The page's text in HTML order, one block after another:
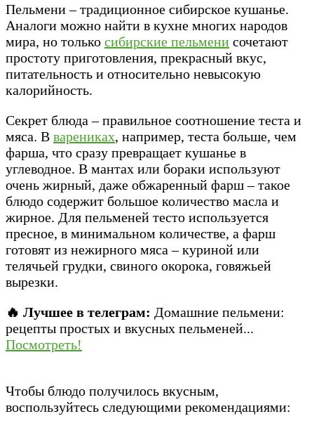
Пельмени – традиционное сибирское кушанье.
Аналоги можно найти в кухне многих народов
мира, но только сибирские пельмени сочетают
простоту приготовления, прекрасный вкус,
питательность и относительно невысокую
калорийность.
Секрет блюда – правильное соотношение теста и
мяса. В варениках, например, теста больше, чем
фарша, что сразу превращает кушанье в
углеводное. В мантах или бораки используют
очень жирный, даже обжаренный фарш – такое
блюдо содержит большое количество масла и
жирное. Для пельменей тесто используется
пресное, в минимальном количестве, а фарш
готовят из нежирного мяса – куриной или
телячьей грудки, свиного окорока, говяжьей
вырезки.
🔥 Лучшее в телеграм: Домашние пельмени:
рецепты простых и вкусных пельменей...
Посмотреть!
Чтобы блюдо получилось вкусным,
воспользуйтесь следующими рекомендациями: